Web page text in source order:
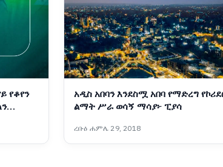
የቆየን
አዲስ አበባን እንደስሟ አበባ የማድረግ
ልማት ሥራ ወሳኝ ማሳያ፦ ፒያሳ
ረቡዕ ሐምሌ 29, 2018